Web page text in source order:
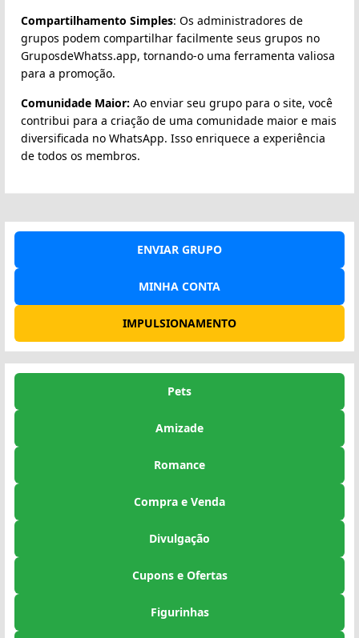
Compartilhamento Simples: Os administradores de
grupos podem compartilhar facilmente seus grupos no
GruposdeWhatss.app, tornando-o uma ferramenta valiosa
para a promoção.
Comunidade Maior: Ao enviar seu grupo para o site, você
contribui para a criação de uma comunidade maior e mais
diversificada no WhatsApp. Isso enriquece a experiência
de todos os membros.
ENVIAR GRUPO
MINHA CONTA
IMPULSIONAMENTO
Pets
Amizade
Romance
Compra e Venda
Divulgação
Cupons e Ofertas
Figurinhas